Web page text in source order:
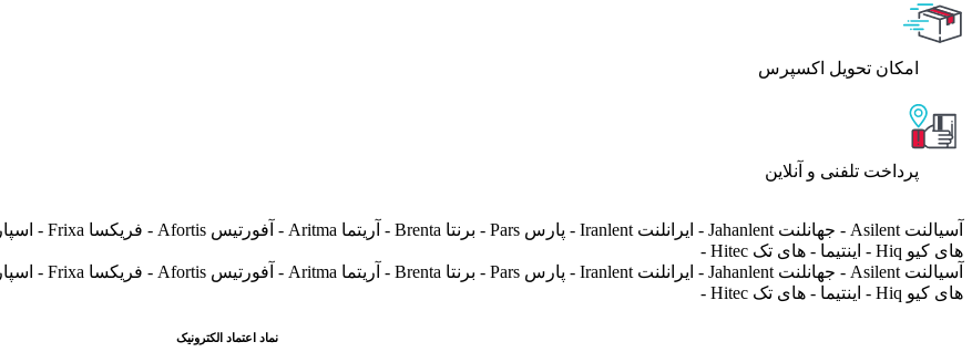
اﻣﮑﺎن ﺗﺤﻮﯾﻞ اﮐﺴﭙﺮس
پرداخت تلفنی و آنلاین
های کیو Hiq - اینتیما - های تک Hitec -
های کیو Hiq - اینتیما - های تک Hitec -
نماد اعتماد الکترونیک